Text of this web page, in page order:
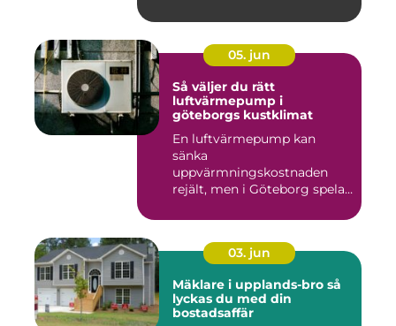
05. jun
Så väljer du rätt
luftvärmepump i
göteborgs kustklimat
En luftvärmepump kan
sänka
uppvärmningskostnaden
rejält, men i Göteborg spelar
03. jun
Mäklare i upplands-bro så
lyckas du med din
bostadsaffär